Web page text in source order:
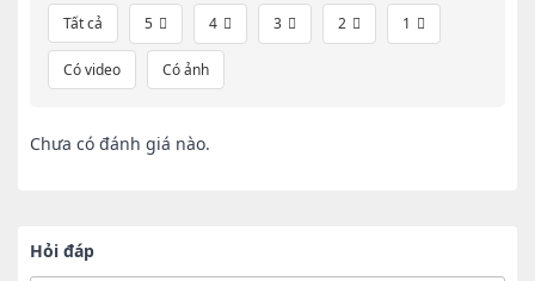
Tất cả 5 4 3 2 1
Có video Có ảnh
Chưa có đánh giá nào.
Hỏi đáp